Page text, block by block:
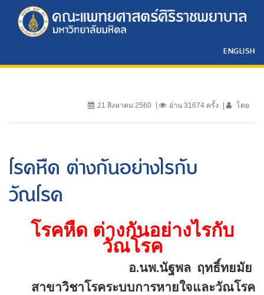
ENGLISH
21 สิงหาคม 2560 อ่าน 31674 ครั้ง โดย
โรคหืด ต่างกันอย่างไรกับ
วัณโรค
โรคหืด ต่างกันอย่างไรกับ
วัณโรค
อ.นพ.นัฐพล ฤทธิ์ทยมัย
สาขาวิชาโรคระบบการหายใจและวัณโรค